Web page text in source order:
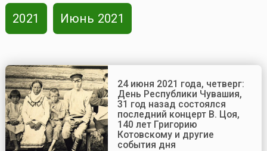
2021 Июнь 2021
24 июня 2021 года, четверг:
День Республики Чувашия,
31 год назад состоялся
последний концерт В. Цоя,
140 лет Григорию
Котовскому и другие
события дня